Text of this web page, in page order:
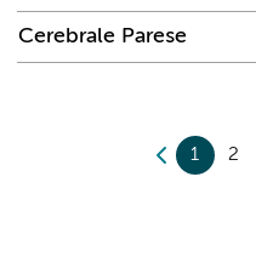
Cerebrale Parese
1 2